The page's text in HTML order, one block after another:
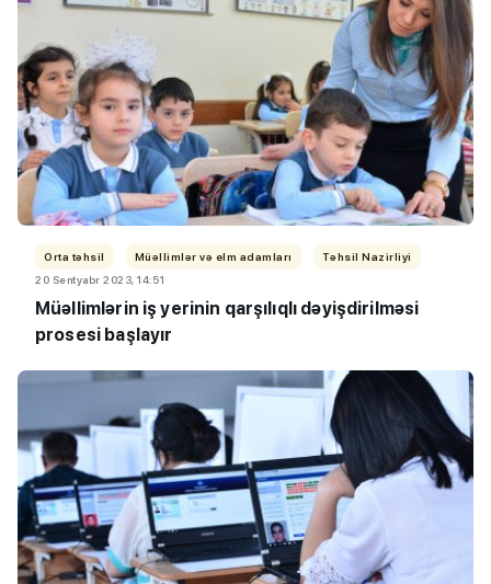
Orta təhsil Müəllimlər və elm adamları
Təhsil Nazirliyi
20 Sentyabr 2023, 14:51
Müəllimlərin iş yerinin qarşılıqlı dəyişdirilməsi
prosesi başlayır